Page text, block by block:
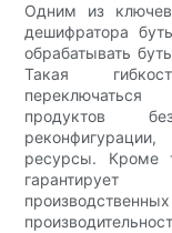
Одним из
дешифратора
обрабатывать
Такая
продуктов
ресурсы. Кроме
гарантирует